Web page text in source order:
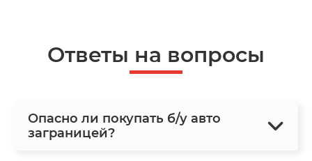
Ответы на вопросы
Опасно ли покупать б/у авто
заграницей?